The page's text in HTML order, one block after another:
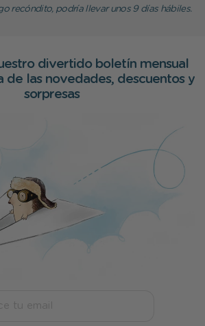
recóndito, podría llevar unos 9 días hábiles.
divertido boletín mensual
de las novedades, descuentos y
sorpresas